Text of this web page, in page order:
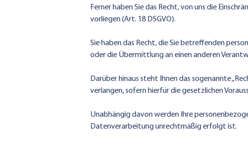
Ferner haben Sie das Recht, von uns die
vorliegen (Art. 18 DSGVO).
Sie haben das Recht, die Sie betreffenden
oder die Übermittlung an einen anderen
Darüber hinaus steht Ihnen das sogenannte
verlangen, sofern hierfür die gesetzlichen
Unabhängig davon werden Ihre
Datenverarbeitung unrechtmäßig erfolgt ist.